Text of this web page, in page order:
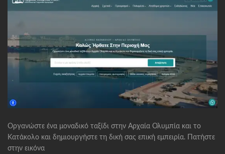
Οργανώστε ένα μοναδικό ταξίδι στην Αρχαία Ολυμπία και το
Κατάκολο και δημιουργήστε τη δική σας επική εμπειρία. Πατήστε
στην εικόνα